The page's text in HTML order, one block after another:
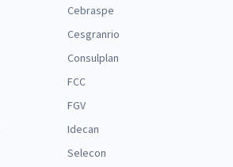
Cebraspe
Cesgranrio
Consulplan
FCC
FGV
Idecan
Selecon